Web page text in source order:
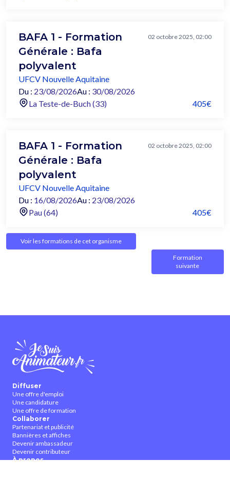
BAFA 1 - Formation
Générale : Bafa
polyvalent
02 octobre 2025, 02:00
UFCV Nouvelle Aquitaine
Du : 23/08/2026Au : 30/08/2026
La Teste-de-Buch (33)
405€
BAFA 1 - Formation
Générale : Bafa
polyvalent
02 octobre 2025, 02:00
UFCV Nouvelle Aquitaine
Du : 16/08/2026Au : 23/08/2026
Pau (64)
405€
Voir les formations de cet organisme
Formation
suivante
Diffuser
Une offre d'emploi
Une candidature
Une offre de formation
Collaborer
Partenariat et publicité
Bannières et affiches
Devenir ambassadeur
Devenir contributeur
À propos